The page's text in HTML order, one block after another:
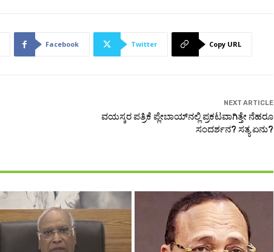
Facebook Twitter Copy URL
NEXT ARTICLE
ವಯಸ್ಕರ ಪತ್ರಿಕೆ ಪ್ಲೇಬಾಯ್‌ನಲ್ಲಿ ಪ್ರಕಟವಾಗಿತ್ತೇ ನೆಹರೂ
ಸಂದರ್ಶನ? ಸತ್ಯ ಏನು?